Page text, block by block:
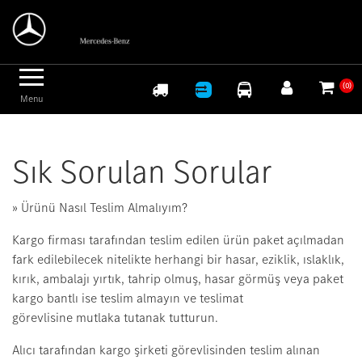
Menu
(0)
Sık Sorulan Sorular
» Ürünü Nasıl Teslim Almalıyım?
Kargo firması tarafından teslim edilen ürün paket açılmadan
fark edilebilecek nitelikte herhangi bir hasar, eziklik, ıslaklık,
kırık, ambalajı yırtık, tahrip olmuş, hasar görmüş veya paket
kargo bantlı ise teslim almayın ve teslimat
görevlisine mutlaka tutanak tutturun.
Alıcı tarafından kargo şirketi görevlisinden teslim alınan